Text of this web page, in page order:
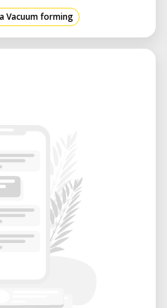
flexibilidad para
Instaforma?
puede ser
para proyectos de
Alquilar la
permite acceder a
de alquiler te
Vacuum forming